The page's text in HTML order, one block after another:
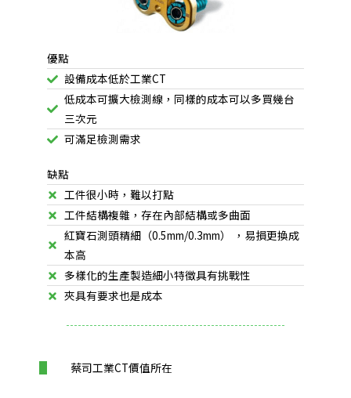
優點
設備成本低於工業CT
低成本可擴大檢測線，同樣的成本可以多買幾台
三次元
可滿足檢測需求
缺點
工件很小時，難以打點
工件結構複雜，存在內部結構或多曲面
紅寶石測頭精細（0.5mm/0.3mm） ，易損更換成
本高
多樣化的生產製造細小特徵具有挑戰性
夾具有要求也是成本
蔡司工業CT價值所在